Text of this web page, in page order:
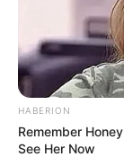
Ursula von
háborúra
HABERION
Remember
See Her Now